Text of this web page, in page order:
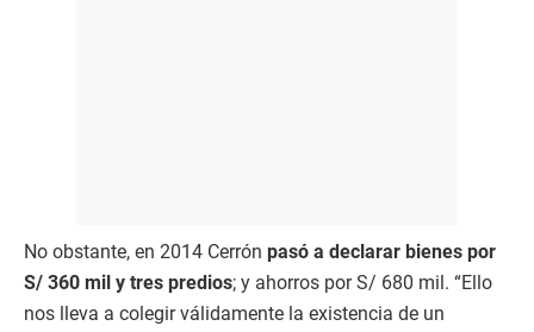
No obstante, en 2014 Cerrón pasó a declarar bienes por
S/ 360 mil y tres predios; y ahorros por S/ 680 mil. “Ello
nos lleva a colegir válidamente la existencia de un